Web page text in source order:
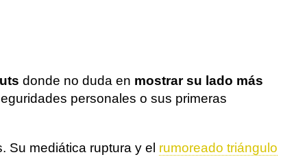
donde no duda en mostrar su lado más
personales o sus primeras
Su mediática ruptura y el rumoreado triángulo